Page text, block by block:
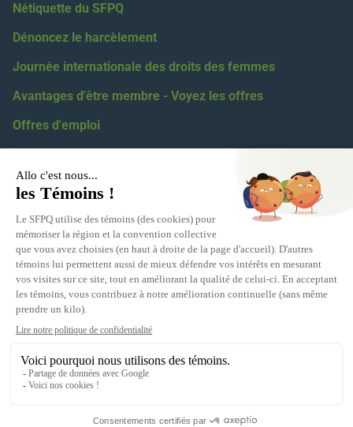
Nétiquette du SFPQ
Dénoncez le harcèlement
Journée internationale des droits des femmes
Avantages d'être membre - Voyez les offres
Offres d'emploi
Coordonnées
418 623-2424
5100, boul. des Gradins, Québec, G2J 1N4
Relations médiatiques :eric.levesque@sfpq.qc.ca
Obtenir votre numéro de section :info@sfpq.qc.ca
Adresse courriel